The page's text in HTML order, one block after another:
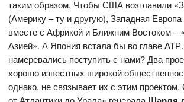
таким образом. Чтобы США возглавили
(Америку – ту и другую), Западная
вместе с Африкой и Ближним Востоком –
Азией». А Япония встала бы во главе
намеревались поступить с нами? Два
хорошо известных широкой
однако, не связывает их с этим